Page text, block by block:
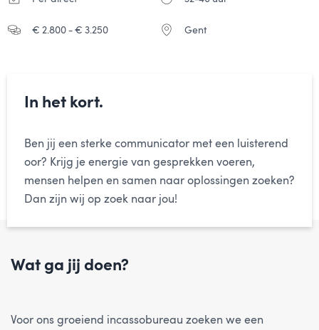
€ 2.800 - € 3.250 Gent
In het kort.
Ben jij een sterke communicator met een luisterend
oor? Krijg je energie van gesprekken voeren,
mensen helpen en samen naar oplossingen zoeken?
Dan zijn wij op zoek naar jou!
Wat ga jij doen?
Voor ons groeiend incassobureau zoeken we een